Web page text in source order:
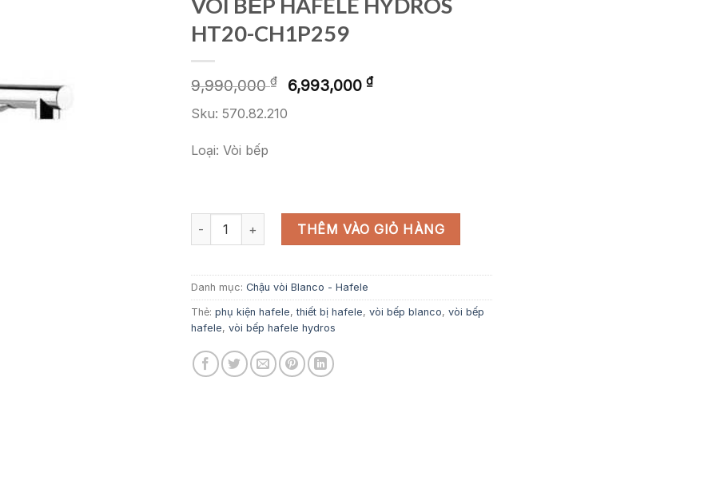
HT20-CH1P259
9,990,000₫
Giá
là:
6,993,000 ₫Giá
Sku: 570.82.210
Loại: Vòi bếp
VÒI BẾP HAFELE HYDROS HT20-CH1P259 số lượng
THÊM VÀO GIỎ HÀNG
Danh mục: Chậu vòi Blanco - Hafele
Thẻ: phụ kiện hafele,thiết bị hafele, vòi bếp blanco, vòi bếp
hafele, vòi bếp hafele hydros